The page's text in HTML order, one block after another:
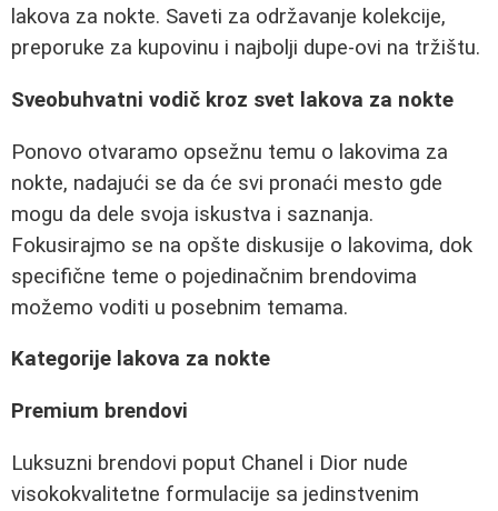
lakova za nokte. Saveti za održavanje kolekcije,
preporuke za kupovinu i najbolji dupe-ovi na tržištu.
Sveobuhvatni vodič kroz svet lakova za nokte
Ponovo otvaramo opsežnu temu o lakovima za
nokte, nadajući se da će svi pronaći mesto gde
mogu da dele svoja iskustva i saznanja.
Fokusirajmo se na opšte diskusije o lakovima, dok
specifične teme o pojedinačnim brendovima
možemo voditi u posebnim temama.
Kategorije lakova za nokte
Premium brendovi
Luksuzni brendovi poput Chanel i Dior nude
visokokvalitetne formulacije sa jedinstvenim